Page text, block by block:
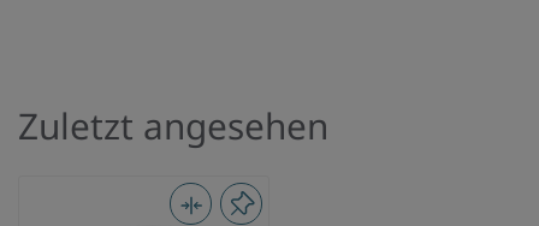
Zuletzt angesehen